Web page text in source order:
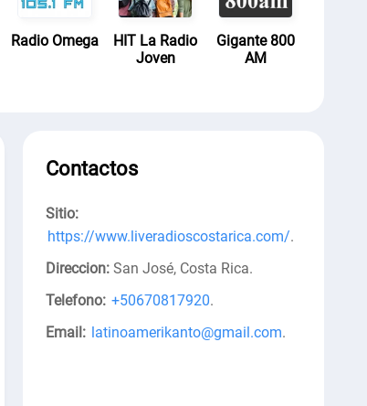
Radio Omega
HIT La Radio
Joven
Gigante 800
AM
Contactos
Sitio:
https://www.liveradioscostarica.com/.
Direccion: San José, Costa Rica.
Telefono: +50670817920.
Email: latinoamerikanto@gmail.com.